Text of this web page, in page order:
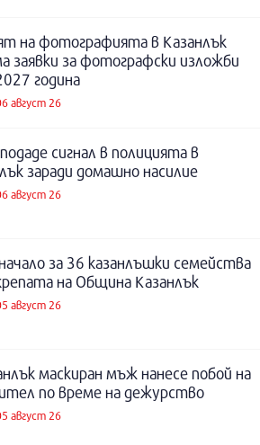
на фотографията в Казанлък
заявки за фотографски изложби
година
август 26
сигнал в полицията в
заради домашно насилие
август 26
за 36 казанлъшки семейства
на Община Казанлък
август 26
маскиран мъж нанесе побой на
по време на дежурство
август 26